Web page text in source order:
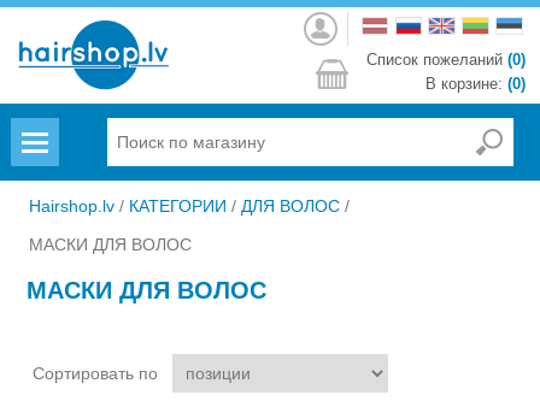
Войти
Список пожеланий (0)
В корзине: (0)
Hairshop.lv / КАТЕГОРИИ / ДЛЯ ВОЛОС /
МАСКИ ДЛЯ ВОЛОС
МАСКИ ДЛЯ ВОЛОС
Сортировать по